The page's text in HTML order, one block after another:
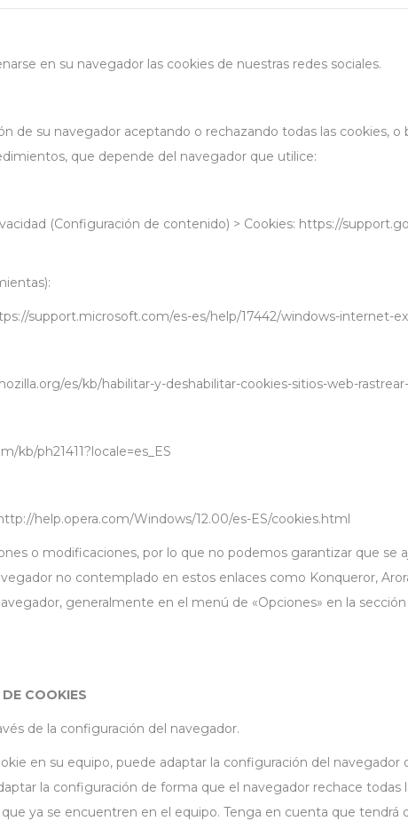
en su navegador las cookies de nuestras redes sociales.
de su navegador aceptando o rechazando todas las cookies, o
que depende del navegador que utilice:
(Configuración de contenido) > Cookies: https://
support.microsoft.com/es-es/help/17442/windows-internet-
es/kb/habilitar-y-deshabilitar-cookies-sitios-web-
kb/ph21411?locale=es_ES
help.opera.com/Windows/12.00/es-ES/cookies.html
o modificaciones, por lo que no podemos garantizar que se
no contemplado en estos enlaces como Konqueror,
generalmente en el menú de «Opciones» en la
COOKIES
de la configuración del navegador.
en su equipo, puede adaptar la configuración del
la configuración de forma que el navegador rechace todas
ya se encuentren en el equipo. Tenga en cuenta que tendrá